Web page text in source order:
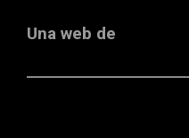
Una web de